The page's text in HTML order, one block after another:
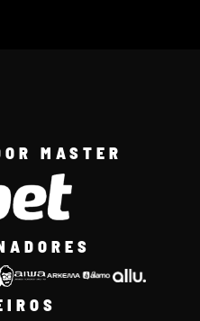
MASTER